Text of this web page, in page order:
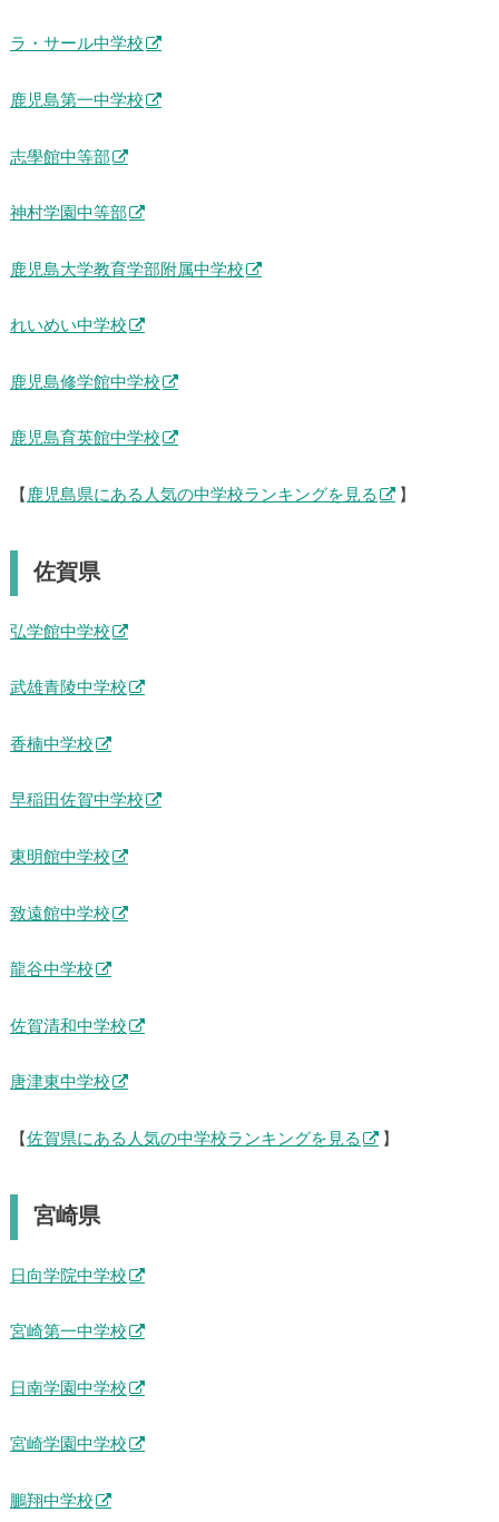
大口明光学園中学校
楠隼中学校
ラ・サール中学校
鹿児島第一中学校
志學館中等部
神村学園中等部
鹿児島大学教育学部附属中学校
れいめい中学校
鹿児島修学館中学校
鹿児島育英館中学校
佐賀県
弘学館中学校
武雄青陵中学校
香楠中学校
早稲田佐賀中学校
東明館中学校
致遠館中学校
龍谷中学校
佐賀清和中学校
唐津東中学校
宮崎県
日向学院中学校
宮崎第一中学校
日南学園中学校